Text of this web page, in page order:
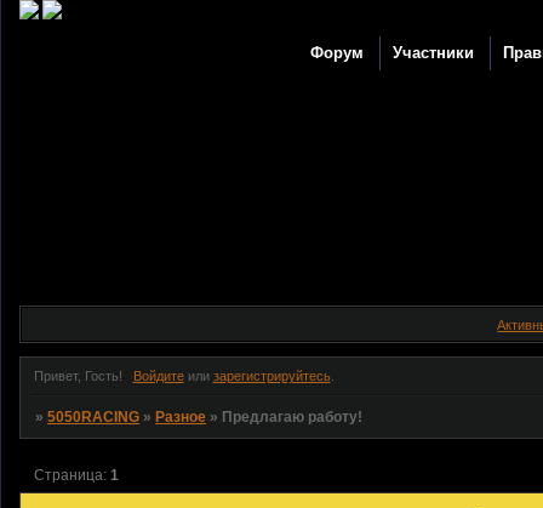
Форум Участники
Привет, Гость! Войдитеили зарегистрируйтесь.
»5050RACING » Разное » Предлагаю работу!
Страница:1